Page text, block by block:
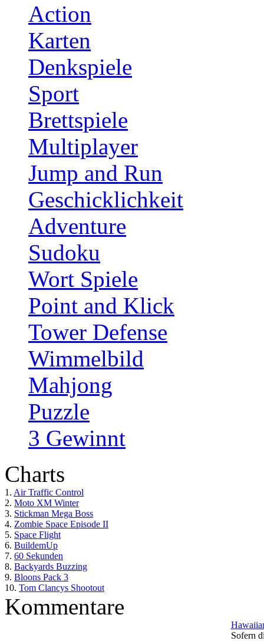
Action
Karten
Denkspiele
Sport
Brettspiele
Multiplayer
Jump and Run
Geschicklichkeit
Adventure
Sudoku
Wort Spiele
Point and Klick
Tower Defense
Wimmelbild
Mahjong
Puzzle
3 Gewinnt
Charts
1. Air Traffic Control
2. Moto XM Winter
3. Stickman Mega Boss
4. Zombie Space Episode II
5. Space Flight
6. BuildemUp
7. 60 Sekunden
8. Backyards Buzzing
9. Bloons Pack 3
10. Tom Clancys Shootout
Kommentare
Sofern